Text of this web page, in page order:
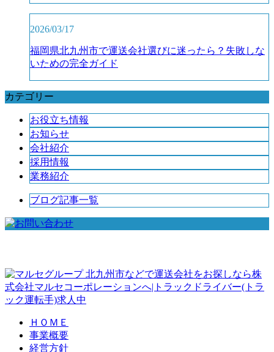
2026/03/17
福岡県北九州市で運送会社選びに迷ったら？失敗しな
いための完全ガイド
カテゴリー
お役立ち情報
お知らせ
会社紹介
採用情報
業務紹介
ブログ記事一覧
北九州市などで運送会社をお探しなら株
式会社マルセコーポレーションへ|トラックドライバー(トラ
ック運転手)求人中
ＨＯＭＥ
事業概要
経営方針